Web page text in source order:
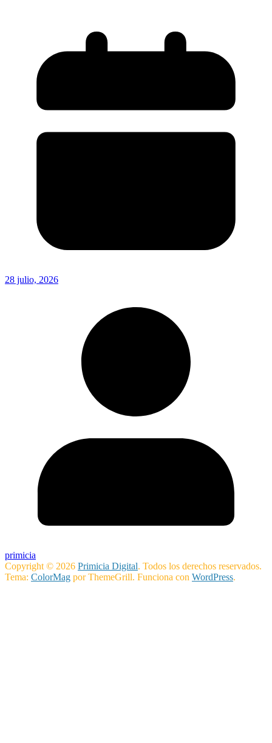
28 julio, 2026
primicia
Copyright © 2026 Primicia Digital. Todos los derechos reservados.
Tema: ColorMag por ThemeGrill. Funciona con WordPress.